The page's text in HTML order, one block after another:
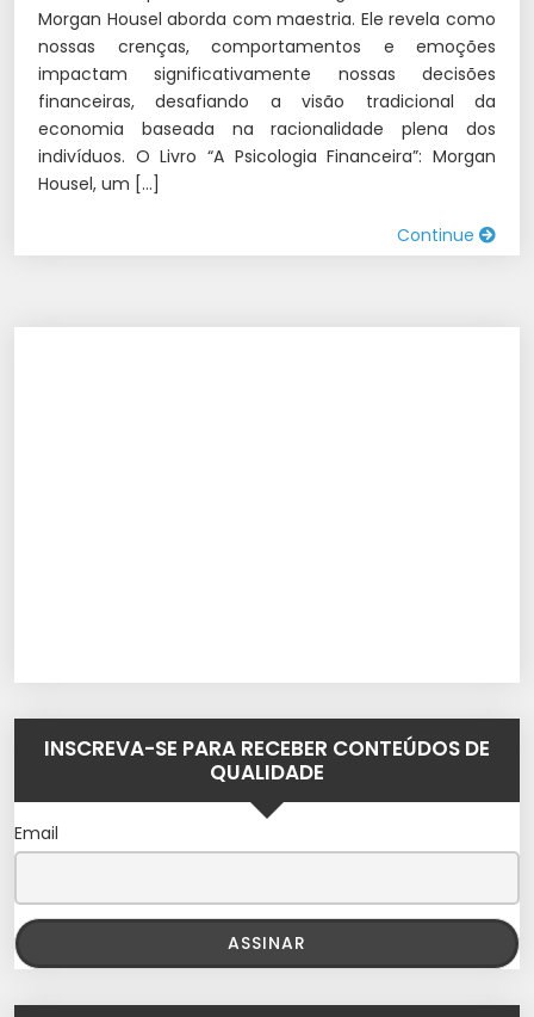
Morgan Housel aborda com maestria. Ele revela como
nossas crenças, comportamentos e emoções
impactam significativamente nossas decisões
financeiras, desafiando a visão tradicional da
economia baseada na racionalidade plena dos
indivíduos. O Livro “A Psicologia Financeira”: Morgan
Housel, um […]
Continue
INSCREVA-SE PARA RECEBER CONTEÚDOS DE
QUALIDADE
Email